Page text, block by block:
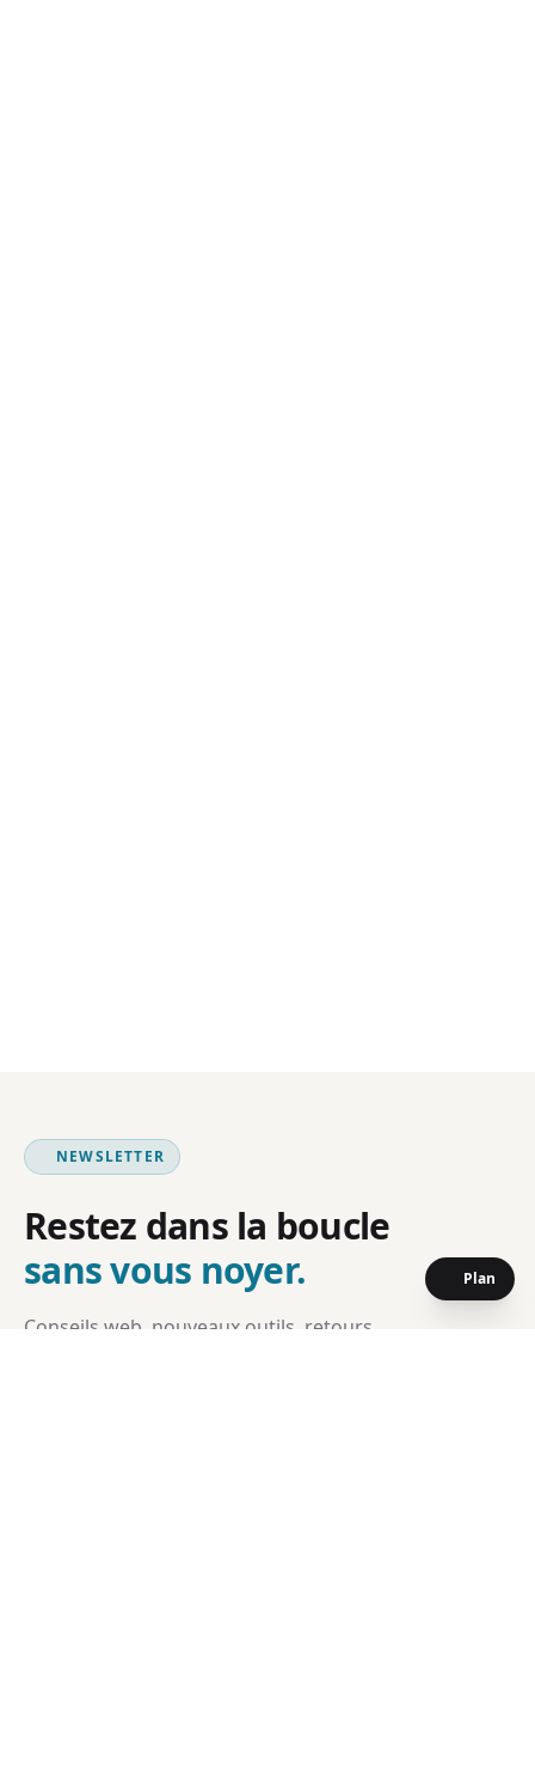
Plan
NEWSLETTER
Restez dans la boucle
sans vous noyer.
Conseils web, nouveaux outils, retours